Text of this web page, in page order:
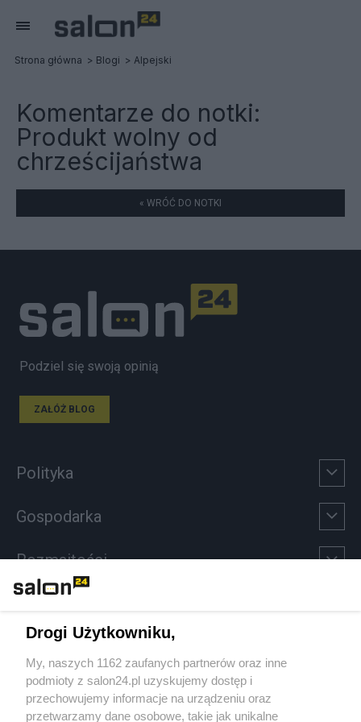
Strona główna Blogi Alpejski
Komentarze do notki:
Produkt wolny od
chrześcijaństwa
« WRÓĆ DO NOTKI
Podziel się swoją opinią
ZAŁÓŻ BLOG
Polityka
Gospodarka
Rozmaitości
Sport
Społeczeństwo
Drogi Użytkowniku,
My, naszych 1162 zaufanych partnerów oraz inne
podmioty z salon24.pl uzyskujemy dostęp i
przechowujemy informacje na urządzeniu oraz
przetwarzamy dane osobowe, takie jak unikalne